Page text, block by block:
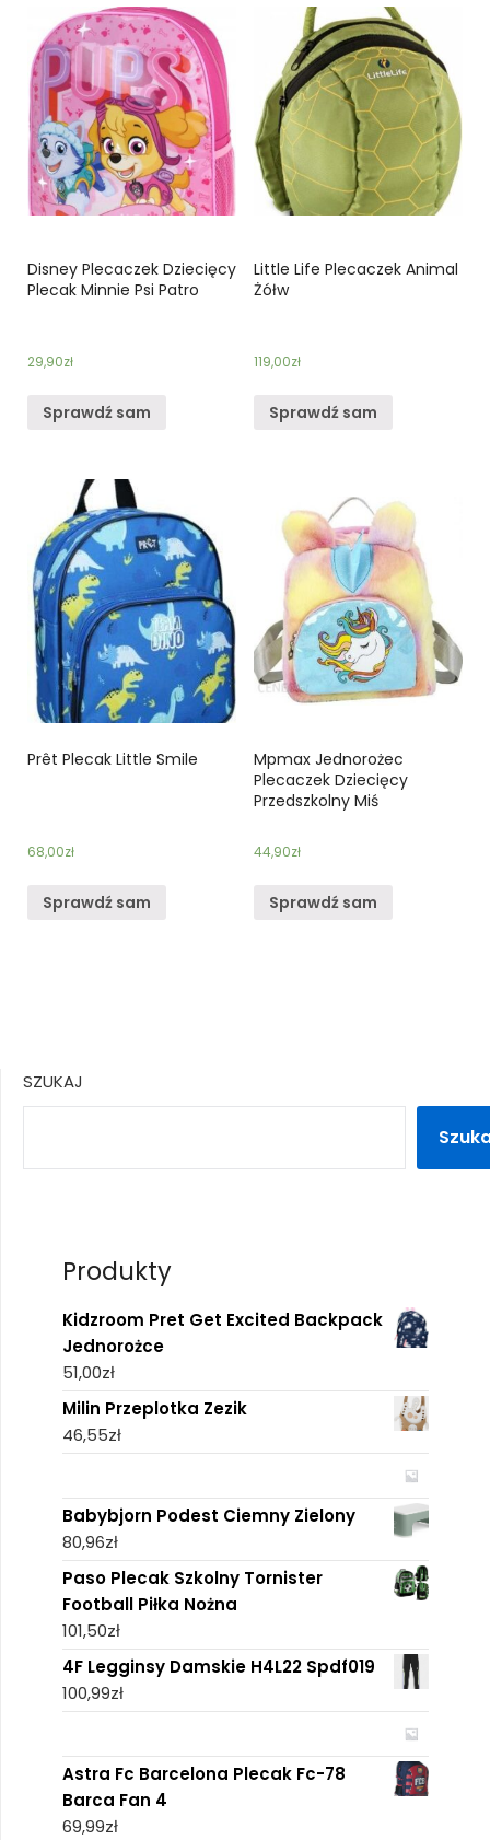
Disney Plecaczek Dziecięcy
Plecak Minnie Psi Patro
29,90zł
Sprawdź sam
Little Life Plecaczek Animal
Żółw
119,00zł
Sprawdź sam
Prêt Plecak Little Smile
68,00zł
Sprawdź sam
Mpmax Jednorożec
Plecaczek Dziecięcy
Przedszkolny Miś
44,90zł
Sprawdź sam
SZUKAJ
Produkty
Kidzroom Pret Get Excited Backpack
Jednorożce
51,00zł
Milin Przeplotka Zezik
46,55zł
Babybjorn Podest Ciemny Zielony
80,96zł
Paso Plecak Szkolny Tornister
Football Piłka Nożna
101,50zł
4F Legginsy Damskie H4L22 Spdf019
100,99zł
Astra Fc Barcelona Plecak Fc-78
Barca Fan 4
69,99zł